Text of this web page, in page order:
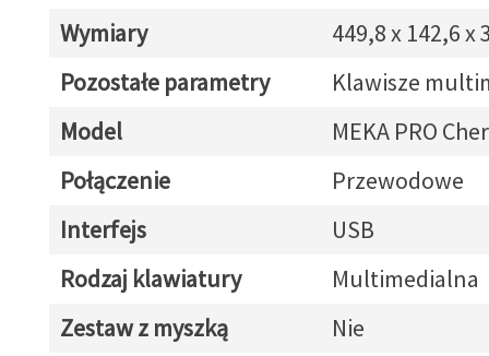
Wymiary
449,8 x 142,6 x
Pozostałe parametry
Klawisze
Model
MEKA PRO
Połączenie
Przewodowe
Interfejs
USB
Rodzaj klawiatury
Multimedialna
Zestaw z myszką
Nie